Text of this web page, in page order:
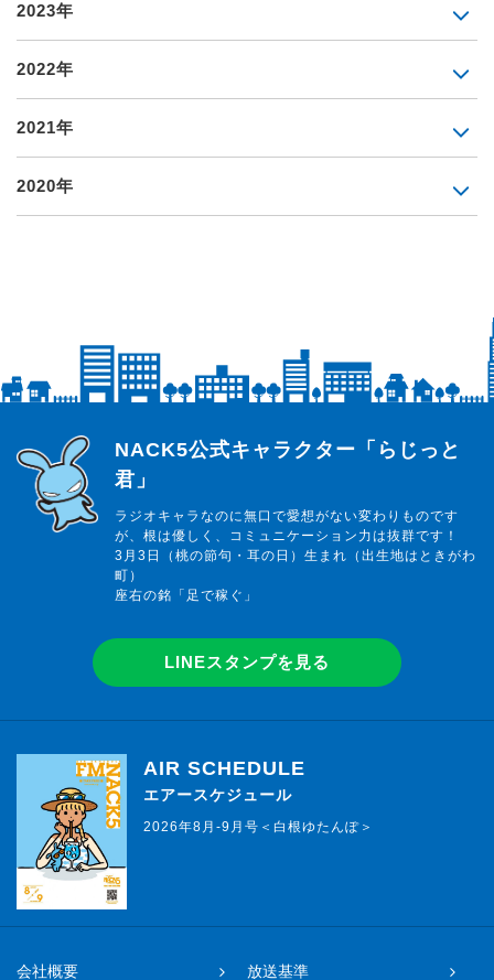
2023年
2022年
2021年
2020年
らじっと君
NACK5公式キャラクター「らじっと
君」
ラジオキャラなのに無口で愛想がない変わりものです
が、根は優しく、コミュニケーション力は抜群です！
3月3日（桃の節句・耳の日）生まれ（出生地はときがわ
町）
座右の銘「足で稼ぐ」
LINEスタンプを見る
AIR SCHEDULE
エアースケジュール
2026年8月-9月号＜白根ゆたんぽ＞
会社概要 放送基準